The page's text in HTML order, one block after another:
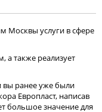
Москвы услуги в сфере
а также реализует
вы ранее уже были
Европласт, написав
большое значение для